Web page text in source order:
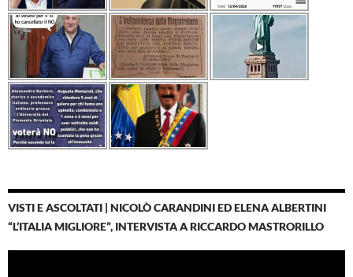
VISTI E ASCOLTATI | NICOLÒ CARANDINI ED ELENA ALBERTINI
“L’ITALIA MIGLIORE”, INTERVISTA A RICCARDO MASTRORILLO